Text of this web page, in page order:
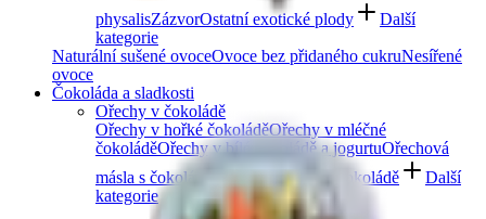
physalisZázvorOstatní exotické plody
Další
kategorie
Naturální sušené ovoceOvoce bez přidaného cukruNesířené
ovoce
Čokoláda a sladkosti
Ořechy v čokoládě
Ořechy v hořké čokoláděOřechy v mléčné
čokoláděOřechy v bílé čokoládě a jogurtuOřechová
másla s čokoládou
Ořechový mix v čokoládě
Další
kategorie